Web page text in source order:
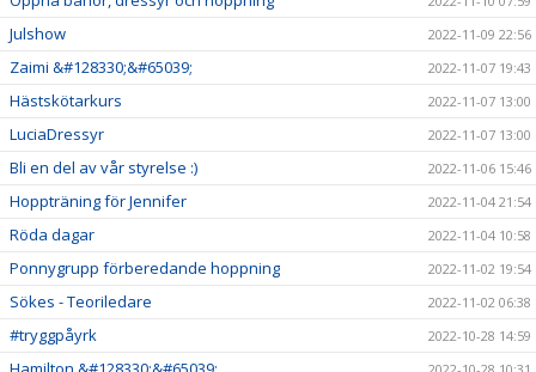
Julshow 2022-11-09 22:56
Zaimi &#128330;&#65039; 2022-11-07 19:43
Hästskötarkurs 2022-11-07 13:00
LuciaDressyr 2022-11-07 13:00
Bli en del av vår styrelse :) 2022-11-06 15:46
Hoppträning för Jennifer 2022-11-04 21:54
Röda dagar 2022-11-04 10:58
Ponnygrupp förberedande hoppning 2022-11-02 19:54
Sökes - Teoriledare 2022-11-02 06:38
#tryggpåyrk 2022-10-28 14:59